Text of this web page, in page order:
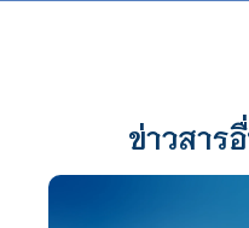
ข่าวสาร